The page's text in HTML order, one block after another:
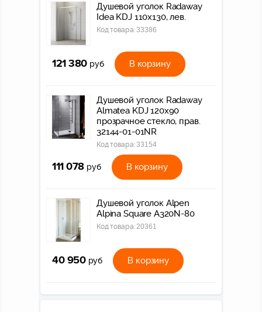
Душевой уголок Radaway
Idea KDJ 110x130, лев.
Код товара:33386
121 380 руб В корзину
Душевой уголок Radaway
Almatea KDJ 120x90
прозрачное стекло, прав.
32144-01-01NR
Код товара:33154
111 078 руб В корзину
Душевой уголок Alpen
Alpina Square A320N-80
Код товара: 20361
40 950 руб В корзину